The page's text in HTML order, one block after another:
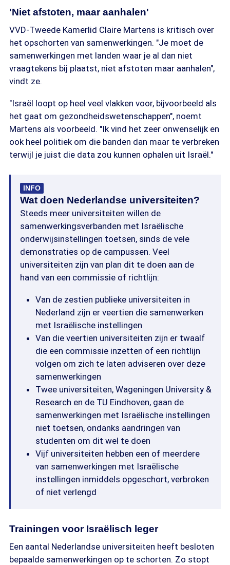
'Niet afstoten, maar aanhalen'
VVD-Tweede Kamerlid Claire Martens is kritisch over
het opschorten van samenwerkingen. "Je moet de
samenwerkingen met landen waar je al dan niet
vraagtekens bij plaatst, niet afstoten maar aanhalen",
vindt ze.
"Israël loopt op heel veel vlakken voor, bijvoorbeeld als
het gaat om gezondheidswetenschappen", noemt
Martens als voorbeeld. "Ik vind het zeer onwenselijk en
ook heel politiek om die banden dan maar te verbreken
terwijl je juist die data zou kunnen ophalen uit Israël."
INFO
Wat doen Nederlandse universiteiten?
Steeds meer universiteiten willen de
samenwerkingsverbanden met Israëlische
onderwijsinstellingen toetsen, sinds de vele
demonstraties op de campussen. Veel
universiteiten zijn van plan dit te doen aan de
hand van een commissie of richtlijn:
Van de zestien publieke universiteiten in
Nederland zijn er veertien die samenwerken
met Israëlische instellingen
Van die veertien universiteiten zijn er twaalf
die een commissie inzetten of een richtlijn
volgen om zich te laten adviseren over deze
samenwerkingen
Twee universiteiten, Wageningen University &
Research en de TU Eindhoven, gaan de
samenwerkingen met Israëlische instellingen
niet toetsen, ondanks aandringen van
studenten om dit wel te doen
Vijf universiteiten hebben een of meerdere
van samenwerkingen met Israëlische
instellingen inmiddels opgeschort, verbroken
of niet verlengd
Trainingen voor Israëlisch leger
Een aantal Nederlandse universiteiten heeft besloten
bepaalde samenwerkingen op te schorten. Zo stopt